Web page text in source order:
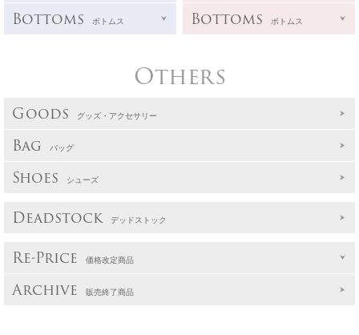
Bottoms ボトムス Bottoms ボトムス
Others
Goods グッズ・アクセサリー
Bag バッグ
Shoes シューズ
Deadstock デッドストック
Re-Price 価格改定商品
Archive 販売終了商品